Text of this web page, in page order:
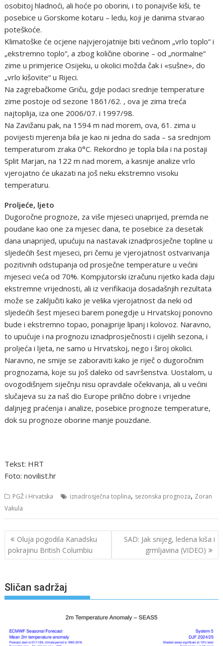
osobitoj hladnoći, ali hoće po oborini, i to ponajviše kiši, te
posebice u Gorskome kotaru – ledu, koji je danima stvarao
poteškoće.
Klimatoške će ocjene najvjerojatnije biti većinom „vrlo toplo“ i
„ekstremno toplo“, a zbog količine oborine – od „normalne“
zime u primjerice Osijeku, u okolici možda čak i «sušne», do
„vrlo kišovite“ u Rijeci.
Na zagrebačkome Griču, gdje podaci srednje temperature
zime postoje od sezone 1861/62. , ova je zima treća
najtoplija, iza one 2006/07. i 1997/98.
Na Zavižanu pak, na 1594 m nad morem, ova, 61. zima u
povijesti mjerenja bila je kao ni jedna do sada – sa srednjom
temperaturom zraka 0°C. Rekordno je topla bila i na postaji
Split Marjan, na 122 m nad morem, a kasnije analize vrlo
vjerojatno će ukazati na još neku ekstremno visoku
temperaturu.
Proljeće, ljeto
Dugoročne prognoze, za više mjeseci unaprijed, premda ne
poudane kao one za mjesec dana, te posebice za desetak
dana unaprijed, upućuju na nastavak iznadprosječne topline u
sljedećih šest mjeseci, pri čemu je vjerojatnost ostvarivanja
pozitivnih odstupanja od prosječne temperature u većini
mjeseci veća od 70%. Kompjutorski izračunu rijetko kada daju
ekstremne vrijednosti, ali iz verifikacija dosadašnjih rezultata
može se zaključiti kako je velika vjerojatnost da neki od
sljedećih šest mjeseci barem ponegdje u Hrvatskoj ponovno
bude i ekstremno topao, ponajprije lipanj i kolovoz. Naravno,
to upućuje i na prognozu iznadprosječnosti i cijelih sezona, i
proljeća i ljeta, ne samo u Hrvatskoj, nego i široj okolici.
Naravno, ne smije se zaboraviti kako je riječ o dugoročnim
prognozama, koje su još daleko od savršenstva. Uostalom, u
ovogodišnjem siječnju nisu opravdale očekivanja, ali u većini
slučajeva su za naš dio Europe prilično dobre i vrijedne
daljnjeg praćenja i analize, posebice prognoze temperature,
dok su prognoze oborine manje pouzdane.
Tekst: HRT
Foto: novilist.hr
PGŽ i Hrvatska iznadrosječna toplina, sezonska prognoza, Zoran
Vakula
Navigacija
objava
Oluja pogodila Kanadsku
pokrajinu British Columbiu
SAD: Jak snijeg, ledena kiša i
grmljavina (VIDEO)
Sličan sadržaj